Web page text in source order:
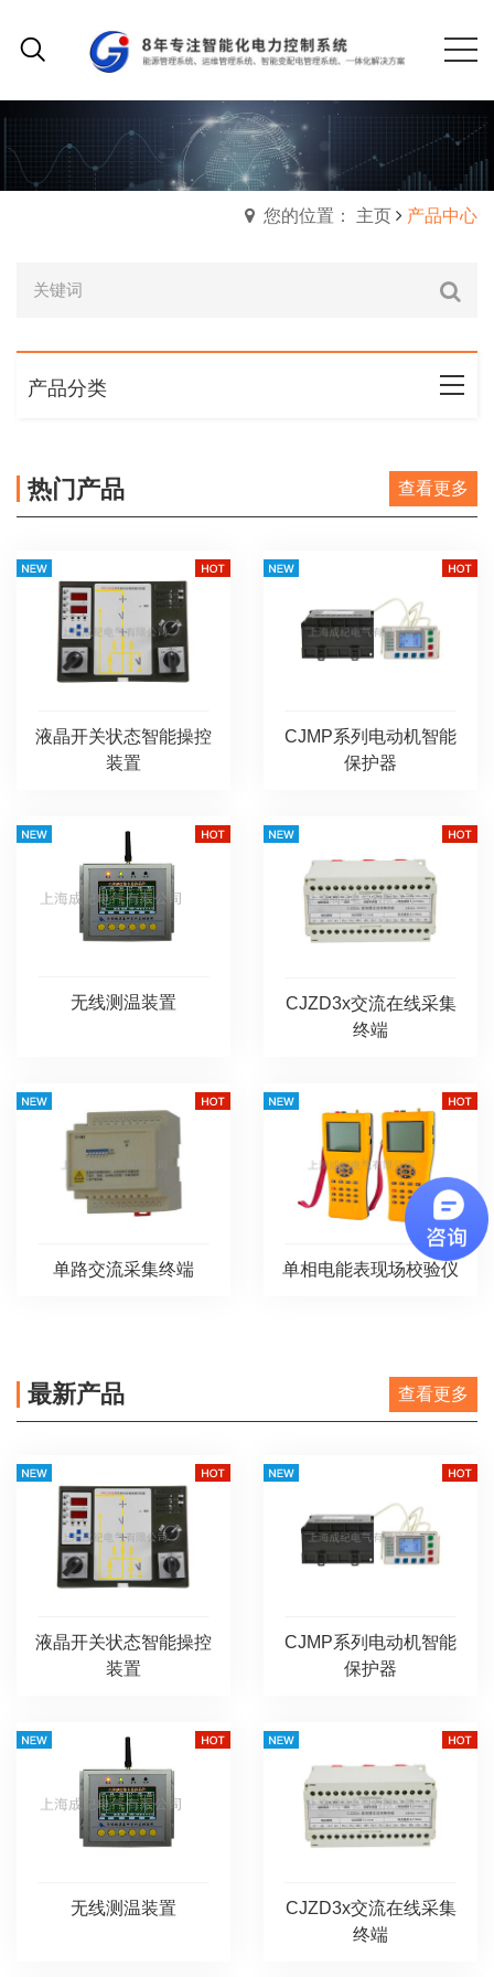
您的位置： 主页 产品中心
产品分类
热门产品 查看更多
液晶开关状态智能操控
装置
CJMP系列电动机智能
保护器
无线测温装置
CJZD3x交流在线采集
终端
单路交流采集终端 单相电能表现场校验仪
最新产品 查看更多
液晶开关状态智能操控
装置
CJMP系列电动机智能
保护器
无线测温装置
CJZD3x交流在线采集
终端